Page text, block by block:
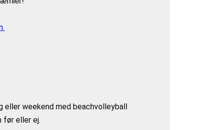
eller weekend med beachvolleyball
før eller ej.